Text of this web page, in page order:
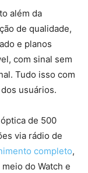
além da
de qualidade,
e planos
com sinal sem
Tudo isso com
usuários.
de 500
via rádio de
completo,
do Watch e